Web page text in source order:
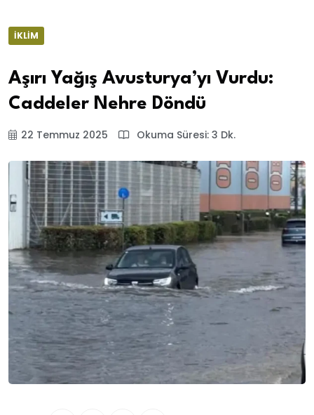
İKLIM
Aşırı Yağış Avusturya’yı Vurdu:
Caddeler Nehre Döndü
22 Temmuz 2025 Okuma Süresi: 3 Dk.